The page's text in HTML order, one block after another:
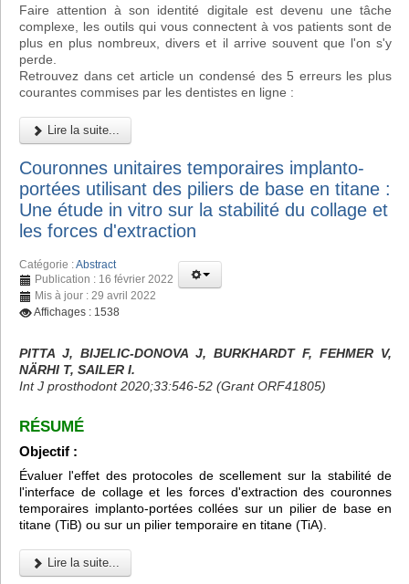
Faire attention à son identité digitale est devenu une tâche
complexe, les outils qui vous connectent à vos patients sont de
plus en plus nombreux, divers et il arrive souvent que l'on s'y
perde.
Retrouvez dans cet article un condensé des 5 erreurs les plus
courantes commises par les dentistes en ligne :
Lire la suite...
Couronnes unitaires temporaires implanto-
portées utilisant des piliers de base en titane :
Une étude in vitro sur la stabilité du collage et
les forces d'extraction
Catégorie :Abstract
Publication : 16 février 2022
Mis à jour : 29 avril 2022
Affichages : 1538
PITTA J, BIJELIC-DONOVA J, BURKHARDT F, FEHMER V,
NÄRHI T, SAILER I.
Int J prosthodont 2020;33:546-52 (Grant ORF41805)
RÉSUMÉ
Objectif :
Évaluer l'effet des protocoles de scellement sur la stabilité de
l'interface de collage et les forces d'extraction des couronnes
temporaires implanto-portées collées sur un pilier de base en
titane (TiB) ou sur un pilier temporaire en titane (TiA).
Lire la suite...